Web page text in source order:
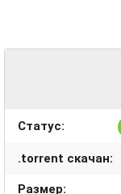
Статус:
.torrent скачан:
Размер: